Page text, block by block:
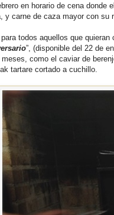
en horario de cena donde
y carne de caza mayor con su
todos aquellos que
”, (disponible del 22 de
como el caviar de
tartare cortado a cuchillo.